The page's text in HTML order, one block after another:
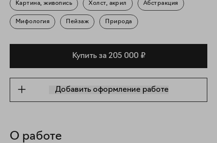
Картина, живопись Холст, акрил Абстракция
Мифология Пейзаж Природа
Купить за 205 000 ₽
Добавить оформление работе
О работе